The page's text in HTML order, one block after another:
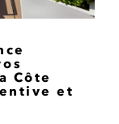
Côte
et